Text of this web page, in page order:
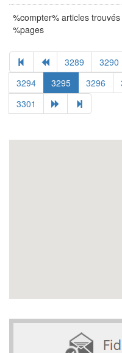
%compter% articles
%pages
3289 3290
3294
3295 3296
3301